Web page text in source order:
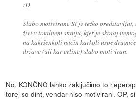
:D
Slabo motivirani. Si je težko predstavljat,
živi v totalnem sranju, kjer je skoraj
na kakršenkoli način karkoli uspe
države (ali kar celine) slabo motiviran.
No, KONČNO lahko zaključimo to
torej so diht, vendar niso motivirani. OP,